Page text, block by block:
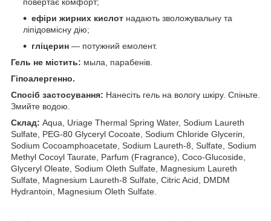
ефіри жирних кислот надають зволожувальну та
ліпідовмісну дію;
гліцерин — потужний емолент.
Гель не містить: мыла, парабенів.
Гіпоалергенно.
Спосіб застосування: Нанесіть гель на вологу шкіру. Спіньте.
Змийте водою.
Склад: Aqua, Uriage Thermal Spring Water, Sodium Laureth
Sulfate, PEG-80 Glyceryl Cocoate, Sodium Chloride Glycerin,
Sodium Cocoamphoacetate, Sodium Laureth-8, Sulfate, Sodium
Methyl Cocoyl Taurate, Parfum (Fragrance), Coco-Glucoside,
Glyceryl Oleate, Sodium Oleth Sulfate, Magnesium Laureth
Sulfate, Magnesium Laureth-8 Sulfate, Citric Acid, DMDM
Hydrantoin, Magnesium Oleth Sulfate.